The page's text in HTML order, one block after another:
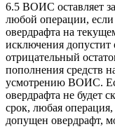
6.5 ВОИС оставляет
любой операции, если
овердрафта на
исключения допустит
отрицательный
пополнения средств
усмотрению ВОИС.
овердрафта не будет
срок, любая
допущен овердрафт,